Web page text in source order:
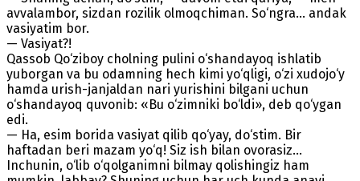
avvalambor, sizdan rozilik olmoqchiman. So‘ngra... andak
vasiyatim bor.
— Vasiyat?!
Qassob Qo‘ziboy cholning pulini o‘shandayoq ishlatib
yuborgan va bu odamning hech kimi yo‘qligi, o‘zi xudojo‘y
hamda urish-janjaldan nari yurishini bilgani uchun
o‘shandayoq quvonib: «Bu o‘zimniki bo‘ldi», deb qo‘ygan
edi.
— Ha, esim borida vasiyat qilib qo‘yay, do‘stim. Bir
haftadan beri mazam yo‘q! Siz ish bilan ovorasiz...
Inchunin, o‘lib o‘qolganimni bilmay qolishingiz ham